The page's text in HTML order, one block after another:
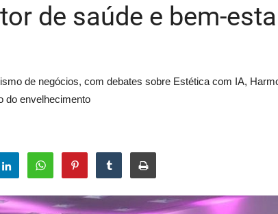
de saúde e bem-
de negócios, com debates sobre Estética com IA,
do envelhecimento